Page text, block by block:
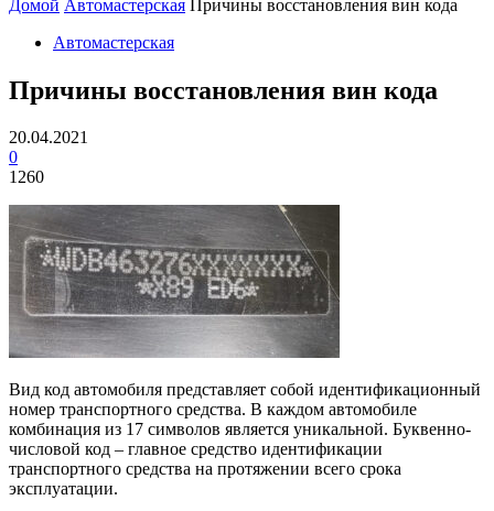
Домой Автомастерская
Причины восстановления вин кода
Автомастерская
Причины восстановления вин кода
20.04.2021
0
1260
Вид код автомобиля представляет собой идентификационный
номер транспортного средства. В каждом автомобиле
комбинация из 17 символов является уникальной. Буквенно-
числовой код – главное средство идентификации
транспортного средства на протяжении всего срока
эксплуатации.